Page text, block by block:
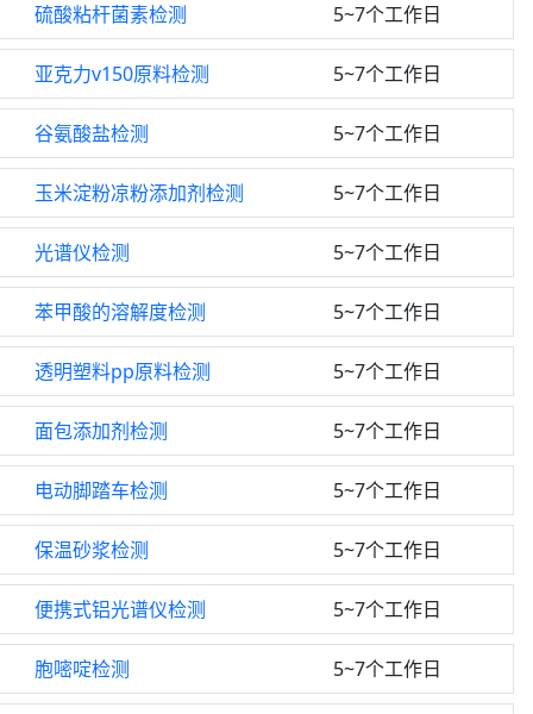
硫酸粘杆菌素检测 5~7个工作日
亚克力v150原料检测 5~7个工作日
谷氨酸盐检测 5~7个工作日
玉米淀粉凉粉添加剂检测 5~7个工作日
光谱仪检测 5~7个工作日
苯甲酸的溶解度检测 5~7个工作日
透明塑料pp原料检测 5~7个工作日
面包添加剂检测 5~7个工作日
电动脚踏车检测 5~7个工作日
保温砂浆检测 5~7个工作日
便携式铝光谱仪检测 5~7个工作日
胞嘧啶检测 5~7个工作日